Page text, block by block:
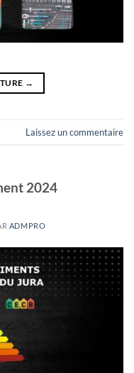
→
Laissez un commentaire
2024
ADMPRO